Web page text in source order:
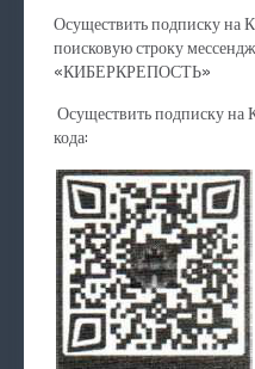
Осуществить подписку на
поисковую строку
«КИБЕРКРЕПОСТЬ»
Осуществить подписку на
кода: